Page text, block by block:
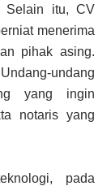
Selain itu, CV
menerima
pihak asing.
undang
yang ingin
notaris yang
pada